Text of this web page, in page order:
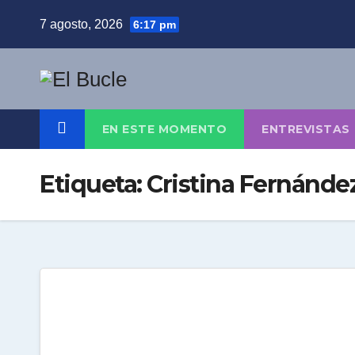
7 agosto, 2026 6:17 pm
EN ESTE MOMENTO ENTREVISTAS
Etiqueta:Cristina